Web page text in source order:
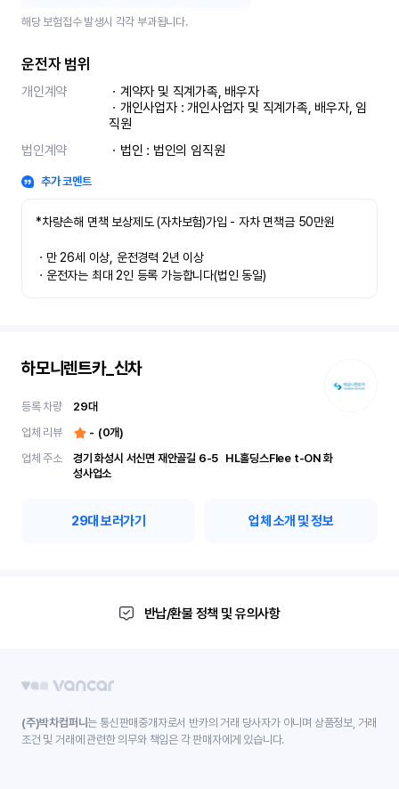
해당 보험접수 발생시 각각 부과됩니다.
운전자 범위
개인계약
ㆍ계약자 및 직계가족, 배우자
ㆍ개인사업자 : 개인사업자 및 직계가족, 배우자, 임
직원
법인계약
ㆍ법인 : 법인의 임직원
추가 코멘트
*차량손해 면책 보상제도 (자차보험)가입 - 자차 면책금 50만원
ㆍ만 26세 이상, 운전경력 2년 이상
ㆍ운전자는 최대 2인 등록 가능합니다(법인 동일)
하모니렌트카_신차
등록 차량 29대
업체 리뷰
- (0개)
업체 주소
경기 화성시 서신면 재안골길 6-5	 HL홀딩스Flee t-ON 화
성사업소
29대 보러가기 업체 소개 및 정보
반납/환불 정책 및 유의사항
(주)박차컴퍼니는 통신판매중개자로서 반카의 거래 당사자가 아니며 상품정보, 거래
조건 및 거래에 관련한 의무와 책임은 각 판매자에게 있습니다.